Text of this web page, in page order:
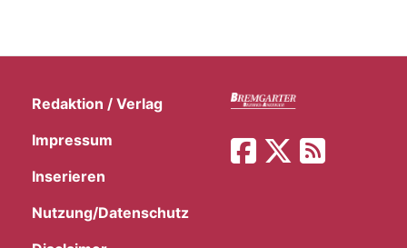
Redaktion / Verlag
Impressum
Inserieren
Nutzung/Datenschutz